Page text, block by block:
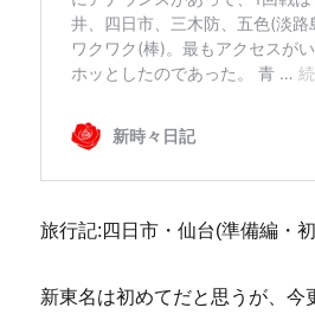
旅行記:四日市・仙台(準備編・
新東名は初めてだと思うが、今